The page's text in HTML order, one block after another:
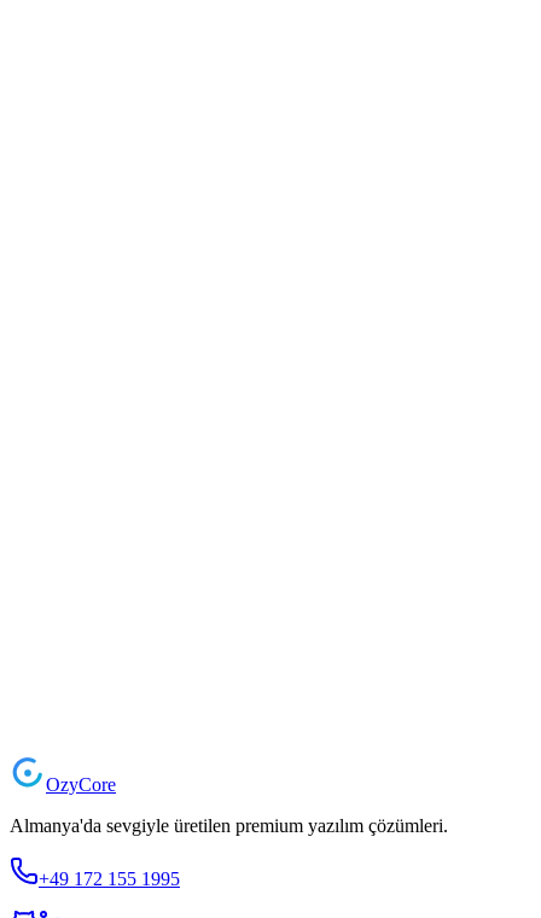
Projenizi Başlatın
OzyCore
Almanya'da sevgiyle üretilen premium yazılım çözümleri.
+49 172 155 1995